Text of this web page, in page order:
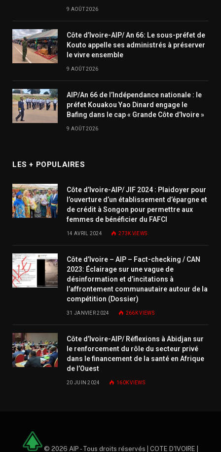
9 AOÛT 2026
Côte d’Ivoire-AIP/ An 66: Le sous-préfet de
Kouto appelle ses administrés à préserver
le vivre ensemble
9 AOÛT 2026
AIP/An 66 de l’Indépendance nationale : le
préfet Kouakou Yao Dinard engage le
Bafing dans le cap « Grande Côte d’Ivoire »
9 AOÛT 2026
LES + POPULAIRES
Côte d’Ivoire-AIP/ JIF 2024 : Plaidoyer pour
l’ouverture d’un établissement d’épargne et
de crédit à Songon pour permettre aux
femmes de bénéficier du FAFCI
14 AVRIL 2024 273K VIEWS
Côte d’Ivoire – AIP – Fact-checking / CAN
2023: Éclairage sur une vague de
désinformation et d’incitations à
l’affrontement communautaire autour de la
compétition (Dossier)
31 JANVIER 2024 266KVIEWS
Côte d’Ivoire-AIP/ Réflexions à Abidjan sur
le renforcement du rôle du secteur privé
dans le financement de la santé en Afrique
de l’Ouest
20 JUIN 2024 160KVIEWS
© 2026 AIP - Tous droits réservés | COTE D'IVOIRE |